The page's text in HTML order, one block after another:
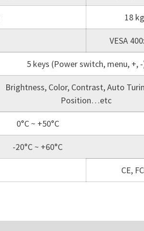
18 kg
VESA
5 keys (Power switch, menu, +,
Brightness, Color, Contrast, Auto
Position…etc
0°C ~ +50°C
-20°C ~ +60°C
CE,